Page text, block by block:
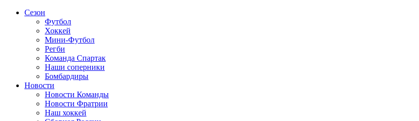
Сезон
Футбол
Хоккей
Мини-Футбол
Регби
Команда Спартак
Наши соперники
Бомбардиры
Новости
Новости Команды
Новости Фратрии
Наш хоккей